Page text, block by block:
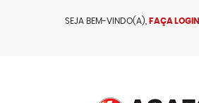
SEJA BEM-VINDO(A), FAÇA LOGIN